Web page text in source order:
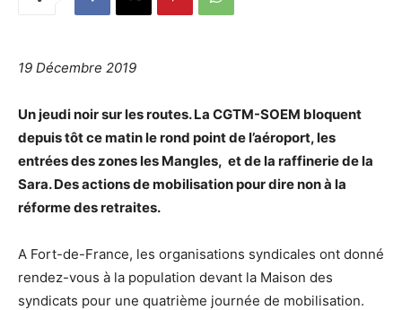
19 Décembre 2019
Un jeudi noir sur les routes. La CGTM-SOEM bloquent
depuis tôt ce matin le rond point de l’aéroport, les
entrées des zones les Mangles, et de la raffinerie de la
Sara. Des actions de mobilisation pour dire non à la
réforme des retraites.
A Fort-de-France, les organisations syndicales ont donné
rendez-vous à la population devant la Maison des
syndicats pour une quatrième journée de mobilisation.